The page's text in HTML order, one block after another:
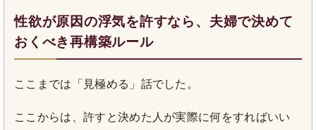
性欲が原因の浮気を許すなら、夫婦で決めて
おくべき再構築ルール
ここまでは「見極める」話でした。
ここからは、許すと決めた人が実際に何をすればいい